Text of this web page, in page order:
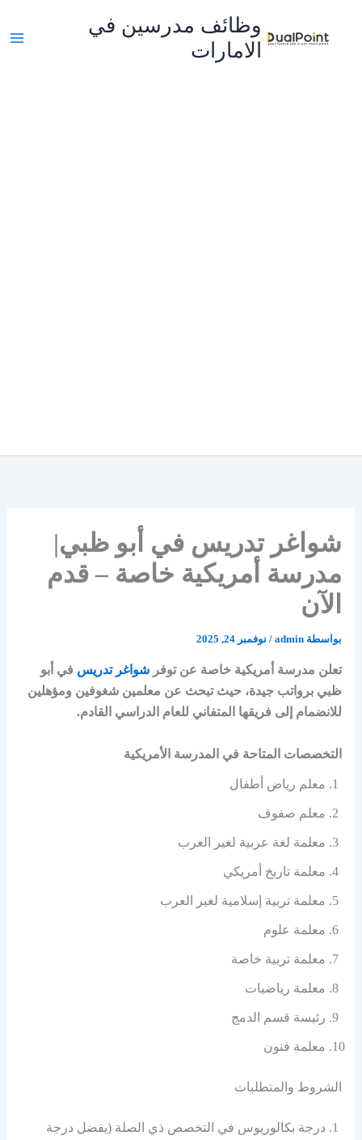
وظائف مدرسين في
الامارات
شواغر تدريس في أبو ظبي|
مدرسة أمريكية خاصة – قدم
الآن
بواسطة admin
/ نوفمبر 24, 2025
تعلن مدرسة أمريكية خاصة عن توفر شواغر تدريس في أبو
ظبي برواتب جيدة، حيث تبحث عن معلمين شغوفين ومؤهلين
للانضمام إلى فريقها المتفاني للعام الدراسي القادم.
التخصصات المتاحة في المدرسة الأمريكية
معلم رياض أطفال
معلم صفوف
معلمة لغة عربية لغير العرب
معلمة تاريخ أمريكي
معلمة تربية إسلامية لغير العرب
معلمة علوم
معلمة تربية خاصة
معلمة رياضيات
رئيسة قسم الدمج
معلمة فنون
الشروط والمتطلبات
درجة بكالوريوس في التخصص ذي الصلة (يفضل درجة